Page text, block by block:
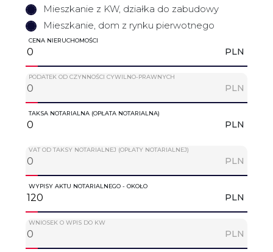
Mieszkanie z KW, działka do zabudowy
Mieszkanie, dom z rynku pierwotnego
CENA NIERUCHOMOŚCI
PLN
PODATEK OD CZYNNOŚCI CYWILNO-PRAWNYCH
PLN
TAKSA NOTARIALNA (OPŁATA NOTARIALNA)
PLN
VAT OD TAKSY NOTARIALNEJ (OPŁATY NOTARIALNEJ)
PLN
WYPISY AKTU NOTARIALNEGO - OKOŁO
PLN
WNIOSEK O WPIS DO KW
PLN